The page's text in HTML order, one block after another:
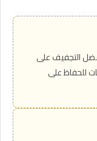
التجفيف على
للحفاظ على